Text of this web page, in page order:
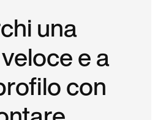
una
e a
con